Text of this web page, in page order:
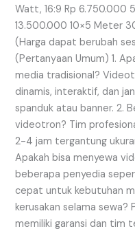
Watt, 16:9 Rp 6.750.000
13.500.000 10×5 Meter
(Harga dapat berubah
(Pertanyaan Umum) 1.
media tradisional?
dinamis, interaktif, dan
spanduk atau banner. 2.
videotron? Tim
2-4 jam tergantung
Apakah bisa menyewa
beberapa penyedia
cepat untuk kebutuhan
kerusakan selama sewa?
memiliki garansi dan tim